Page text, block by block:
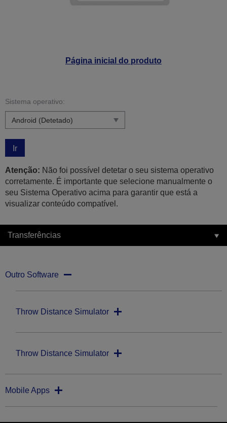
Página inicial do produto
Sistema operativo:
Ir
Atenção: Não foi possível detetar o seu sistema operativo
corretamente. É importante que selecione manualmente o
seu Sistema Operativo acima para garantir que está a
visualizar conteúdo compatível.
Transferências
Outro Software
Throw Distance Simulator
Throw Distance Simulator
Mobile Apps